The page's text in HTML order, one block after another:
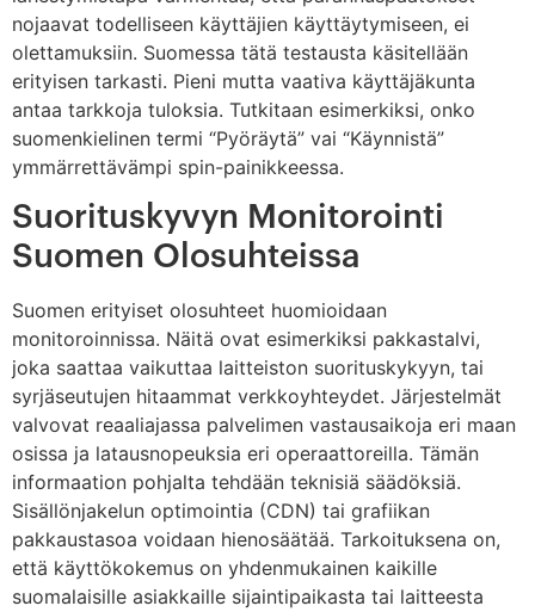
nojaavat todelliseen käyttäjien käyttäytymiseen, ei
olettamuksiin. Suomessa tätä testausta käsitellään
erityisen tarkasti. Pieni mutta vaativa käyttäjäkunta
antaa tarkkoja tuloksia. Tutkitaan esimerkiksi, onko
suomenkielinen termi “Pyöräytä” vai “Käynnistä”
ymmärrettävämpi spin-painikkeessa.
Suorituskyvyn Monitorointi
Suomen Olosuhteissa
Suomen erityiset olosuhteet huomioidaan
monitoroinnissa. Näitä ovat esimerkiksi pakkastalvi,
joka saattaa vaikuttaa laitteiston suorituskykyyn, tai
syrjäseutujen hitaammat verkkoyhteydet. Järjestelmät
valvovat reaaliajassa palvelimen vastausaikoja eri maan
osissa ja latausnopeuksia eri operaattoreilla. Tämän
informaation pohjalta tehdään teknisiä säädöksiä.
Sisällönjakelun optimointia (CDN) tai grafiikan
pakkaustasoa voidaan hienosäätää. Tarkoituksena on,
että käyttökokemus on yhdenmukainen kaikille
suomalaisille asiakkaille sijaintipaikasta tai laitteesta